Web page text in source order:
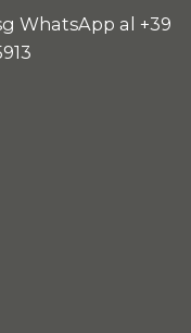
WhatsApp al +39